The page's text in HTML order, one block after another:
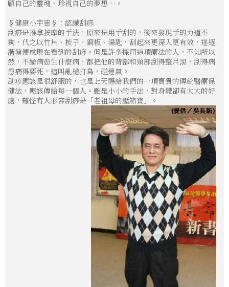
顧自己的靈魂、珍視自己的夢想…。
§健康小宇宙§：認識刮痧
刮痧是推拿按摩的手法，原來是用手刮的，後來發現手的力道不
夠，代之以竹片、梳子、銅板、湯匙，刮起來更深入更有效，遂逐
漸演便成現在看到的刮痧。但是許多採用這項療法的人，不知所以
然，不論病患生什麼病，都把他的背部和頸部刮得整片黑，刮得病
患痛得要死，這叫亂槍打鳥，碰運氣。
刮疹應該是很舒服的，也是上天賜給我們的一項寶貴的傳統醫療保
健法，應該傳給每一個人。雖是小小的手法，對身體卻有大大的好
處，難怪有人形容刮痧是「老祖母的壓箱寶」。